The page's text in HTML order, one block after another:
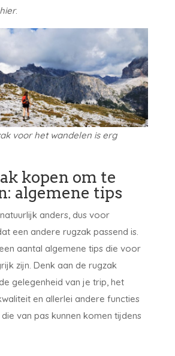
.
voor het wandelen is erg
kopen om te
algemene tips
anders, dus voor
een andere rugzak passend is.
aantal algemene tips die voor
zijn. Denk aan de rugzak
gelegenheid van je trip, het
en allerlei andere functies
van pas kunnen komen tijdens